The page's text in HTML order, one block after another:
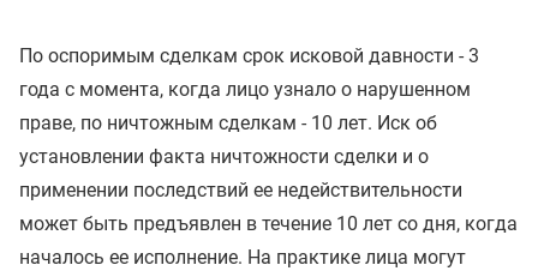
По оспоримым сделкам срок исковой давности - 3
года с момента, когда лицо узнало о нарушенном
праве, по ничтожным сделкам - 10 лет. Иск об
установлении факта ничтожности сделки и о
применении последствий ее недействительности
может быть предъявлен в течение 10 лет со дня, когда
началось ее исполнение. На практике лица могут